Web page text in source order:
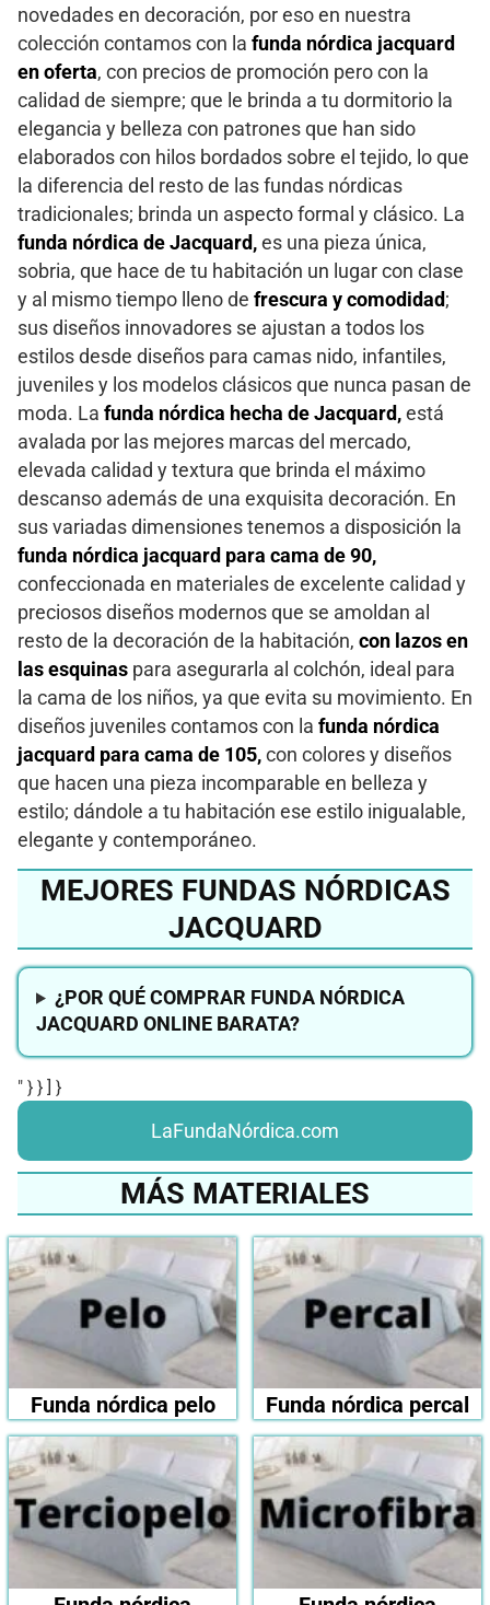
novedades en decoración, por eso en nuestra
colección contamos con la funda nórdica jacquard
en oferta, con precios de promoción pero con la
calidad de siempre; que le brinda a tu dormitorio la
elegancia y belleza con patrones que han sido
elaborados con hilos bordados sobre el tejido, lo que
la diferencia del resto de las fundas nórdicas
tradicionales; brinda un aspecto formal y clásico. La
funda nórdica de Jacquard, es una pieza única,
sobria, que hace de tu habitación un lugar con clase
y al mismo tiempo lleno de frescura y comodidad ;
sus diseños innovadores se ajustan a todos los
estilos desde diseños para camas nido, infantiles,
juveniles y los modelos clásicos que nunca pasan de
moda. La funda nórdica hecha de Jacquard, está
avalada por las mejores marcas del mercado,
elevada calidad y textura que brinda el máximo
descanso además de una exquisita decoración. En
sus variadas dimensiones tenemos a disposición la
funda nórdica jacquard para cama de 90,
confeccionada en materiales de excelente calidad y
preciosos diseños modernos que se amoldan al
resto de la decoración de la habitación, con lazos en
las esquinas para asegurarla al colchón, ideal para
la cama de los niños, ya que evita su movimiento. En
diseños juveniles contamos con la funda nórdica
jacquard para cama de 105, con colores y diseños
que hacen una pieza incomparable en belleza y
estilo; dándole a tu habitación ese estilo inigualable,
elegante y contemporáneo.
MEJORES FUNDAS NÓRDICAS
JACQUARD
¿POR QUÉ COMPRAR FUNDA NÓRDICA
JACQUARD ONLINE BARATA?
" } } ] }
LaFundaNórdica.com
MÁS MATERIALES
Funda nórdica pelo Funda nórdica percal